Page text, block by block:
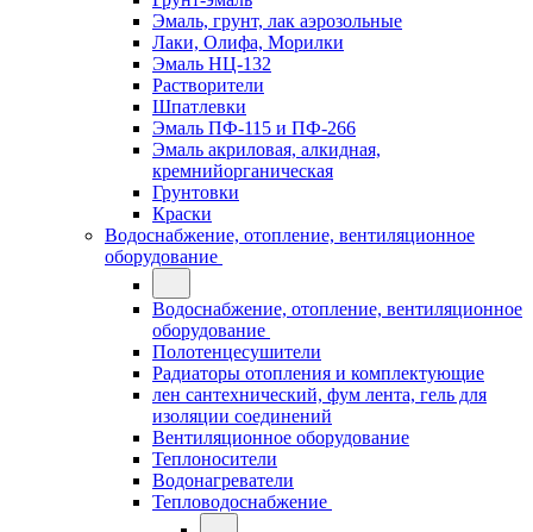
Эмаль, грунт, лак аэрозольные
Лаки, Олифа, Морилки
Эмаль НЦ-132
Растворители
Шпатлевки
Эмаль ПФ-115 и ПФ-266
Эмаль акриловая, алкидная,
кремнийорганическая
Грунтовки
Краски
Водоснабжение, отопление, вентиляционное
оборудование
Водоснабжение, отопление, вентиляционное
оборудование
Полотенцесушители
Радиаторы отопления и комплектующие
лен сантехнический, фум лента, гель для
изоляции соединений
Вентиляционное оборудование
Теплоносители
Водонагреватели
Тепловодоснабжение